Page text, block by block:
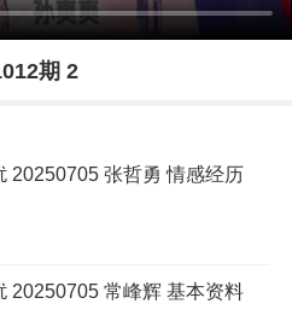
期 2
20250705 张哲勇 情感经历
20250705 常峰辉 基本资料